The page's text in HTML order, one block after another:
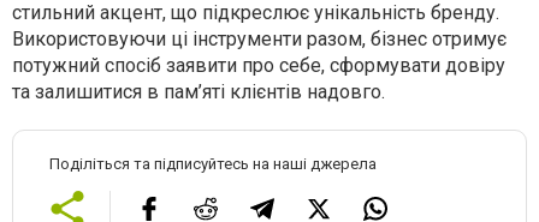
стильний акцент, що підкреслює унікальність бренду.
Використовуючи ці інструменти разом, бізнес отримує
потужний спосіб заявити про себе, сформувати довіру
та залишитися в пам’яті клієнтів надовго.
Поділіться та підписуйтесь на наші джерела